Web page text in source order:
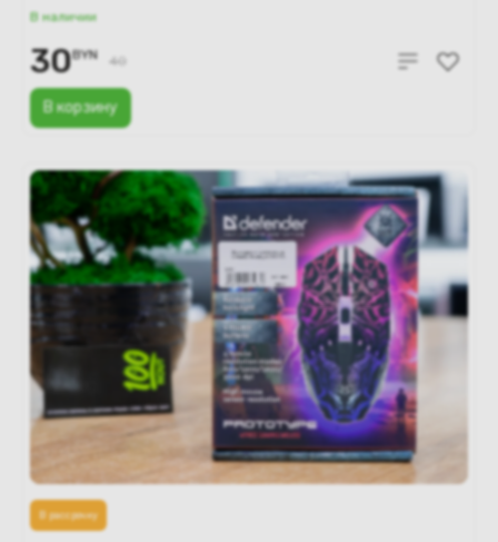
В наличии
В корзину
30BYN 40
В рассрочку